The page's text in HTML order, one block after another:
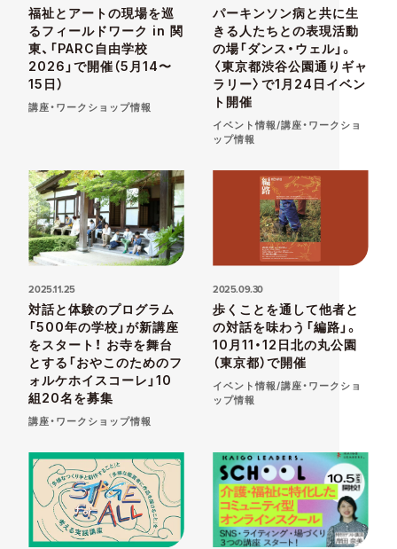
福祉とアートの現場を巡
るフィールドワーク in 関
東、「PARC自由学校
2026」で開催（5月14〜
15日）
講座・ワークショップ情報
パーキンソン病と共に生
きる人たちとの表現活動
の場「ダンス・ウェル」。
〈東京都渋谷公園通りギャ
ラリー〉で1月24日イベン
ト開催
イベント情報/講座・ワークショ
ップ情報
2025.11.25
対話と体験のプログラム
「500年の学校」が新講座
をスタート！ お寺を舞台
とする「おやこのためのフ
ォルケホイスコーレ」10
組20名を募集
講座・ワークショップ情報
2025.09.30
歩くことを通して他者と
の対話を味わう「編路」。
10月11・12日北の丸公園
（東京都）で開催
イベント情報/講座・ワークショ
ップ情報